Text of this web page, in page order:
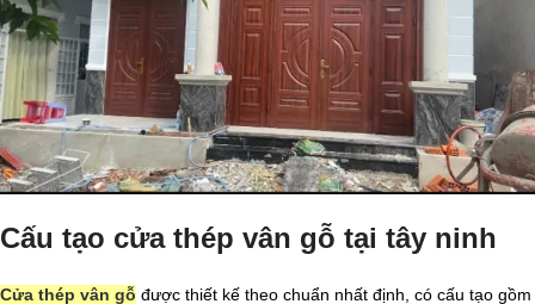
Cấu tạo cửa thép vân gỗ tại tây ninh
Cửa thép vân gỗ được thiết kế theo chuẩn nhất định, có cấu tạo gồm